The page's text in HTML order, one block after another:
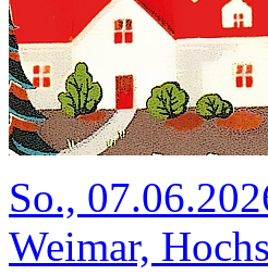
So.,
Weimar,